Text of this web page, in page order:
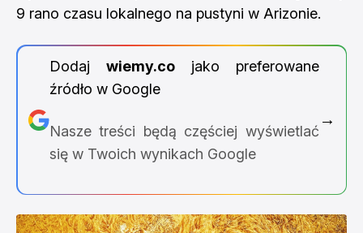
9 rano czasu lokalnego na pustyni w Arizonie.
Dodaj wiemy.cojako preferowane
źródło w Google
Nasze treści będą częściej wyświetlać
się w Twoich wynikach Google
→